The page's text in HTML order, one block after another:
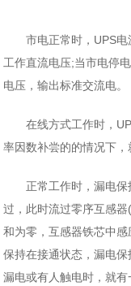
市电正常时，UPS
工作直流电压;当市电停
电压，输出标准交流电。
在线方式工作时，
率因数补尝的的情况下，
正常工作时，漏电
过，此时流过零序互感
和为零，互感器铁芯中
保持在接通状态，漏电
漏电或有人触电时，就